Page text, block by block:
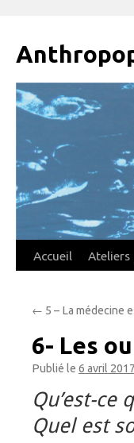
Aller
contenu
Accueil Ateliers
← 5 – La médecine
6- Les
Publié le 6 avril 2017
Qu’est-ce
Quel est